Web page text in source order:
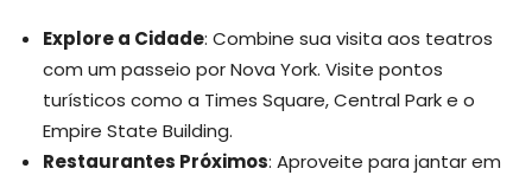
Explore a Cidade: Combine sua visita aos teatros
com um passeio por Nova York. Visite pontos
turísticos como a Times Square, Central Park e o
Empire State Building.
Restaurantes Próximos: Aproveite para jantar em